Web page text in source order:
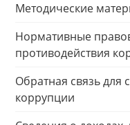
Методические
Нормативные
противодействия
Обратная связь для
коррупции